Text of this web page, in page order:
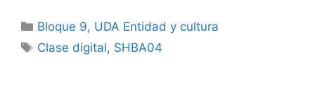
Categorías
Bloque 9, UDA Entidad y cultura
Etiquetas
Clase digital, SHBA04